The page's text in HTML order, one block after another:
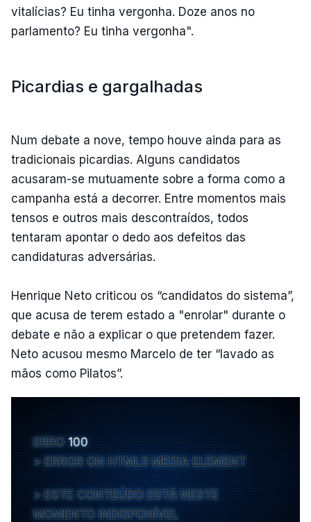
vitalícias? Eu tinha vergonha. Doze anos no
parlamento? Eu tinha vergonha".
Picardias e gargalhadas
Num debate a nove, tempo houve ainda para as
tradicionais picardias. Alguns candidatos
acusaram-se mutuamente sobre a forma como a
campanha está a decorrer. Entre momentos mais
tensos e outros mais descontraídos, todos
tentaram apontar o dedo aos defeitos das
candidaturas adversárias.
Henrique Neto criticou os “candidatos do sistema”,
que acusa de terem estado a "enrolar" durante o
debate e não a explicar o que pretendem fazer.
Neto acusou mesmo Marcelo de ter “lavado as
mãos como Pilatos”.
ERRO 100
ERROR ON HTML5 MEDIA ELEMENT
ESTE CONTEÚDO ESTÁ NESTE
MOMENTO INDISPONÍVEL